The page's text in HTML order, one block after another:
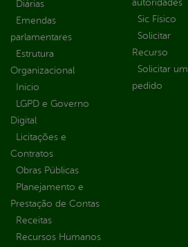
Diárias
Emendas
parlamentares
Estrutura
Organizacional
Inicio
LGPD e Governo
Digital
Licitações e
Contratos
Obras Públicas
Planejamento e
Prestação de Contas
Receitas
Recursos Humanos
autoridades
Sic Físico
Solicitar
Recurso
Solicitar um
pedido